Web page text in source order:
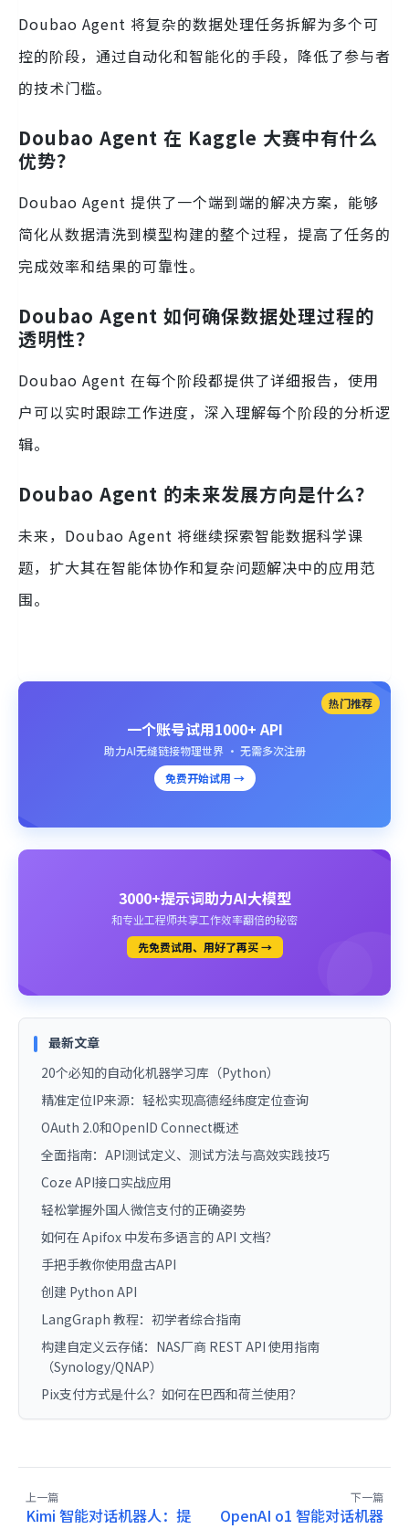
Doubao Agent 将复杂的数据处理任务拆解为多个可
控的阶段，通过自动化和智能化的手段，降低了参与者
的技术门槛。
Doubao Agent 在 Kaggle 大赛中有什么
优势？
Doubao Agent 提供了一个端到端的解决方案，能够
简化从数据清洗到模型构建的整个过程，提高了任务的
完成效率和结果的可靠性。
Doubao Agent 如何确保数据处理过程的
透明性？
Doubao Agent 在每个阶段都提供了详细报告，使用
户可以实时跟踪工作进度，深入理解每个阶段的分析逻
辑。
Doubao Agent 的未来发展方向是什么？
未来，Doubao Agent 将继续探索智能数据科学课
题，扩大其在智能体协作和复杂问题解决中的应用范
围。
热门推荐
一个账号试用1000+ API
助力AI无缝链接物理世界 · 无需多次注册
免费开始试用 →
3000+提示词助力AI大模型
和专业工程师共享工作效率翻倍的秘密
先免费试用、用好了再买 →
最新文章
20个必知的自动化机器学习库（Python）
精准定位IP来源：轻松实现高德经纬度定位查询
OAuth 2.0和OpenID Connect概述
全面指南：API测试定义、测试方法与高效实践技巧
Coze API接口实战应用
轻松掌握外国人微信支付的正确姿势
如何在 Apifox 中发布多语言的 API 文档？
手把手教你使用盘古API
创建 Python API
LangGraph 教程：初学者综合指南
构建自定义云存储：NAS厂商 REST API 使用指南
（Synology/QNAP）
Pix支付方式是什么？如何在巴西和荷兰使用？
上一篇
Kimi 智能对话机器人：提
下一篇
OpenAI o1 智能对话机器